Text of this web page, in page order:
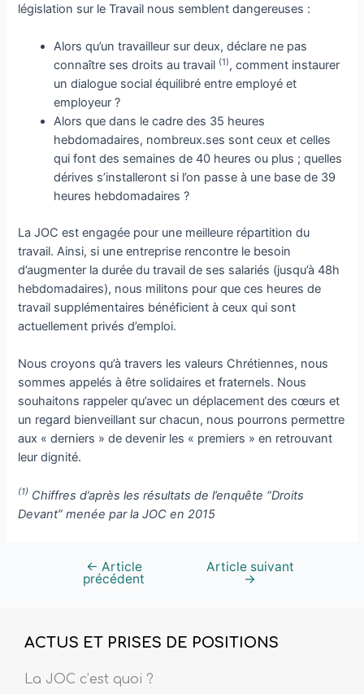
législation sur le Travail nous semblent dangereuses :
Alors qu’un travailleur sur deux, déclare ne pas
connaître ses droits au travail (1), comment instaurer
un dialogue social équilibré entre employé et
employeur ?
Alors que dans le cadre des 35 heures
hebdomadaires, nombreux.ses sont ceux et celles
qui font des semaines de 40 heures ou plus ; quelles
dérives s’installeront si l’on passe à une base de 39
heures hebdomadaires ?
La JOC est engagée pour une meilleure répartition du
travail. Ainsi, si une entreprise rencontre le besoin
d’augmenter la durée du travail de ses salariés (jusqu’à 48h
hebdomadaires), nous militons pour que ces heures de
travail supplémentaires bénéficient à ceux qui sont
actuellement privés d’emploi.
Nous croyons qu’à travers les valeurs Chrétiennes, nous
sommes appelés à être solidaires et fraternels. Nous
souhaitons rappeler qu’avec un déplacement des cœurs et
un regard bienveillant sur chacun, nous pourrons permettre
aux « derniers » de devenir les « premiers » en retrouvant
leur dignité.
(1) Chiffres d’après les résultats de l’enquête “Droits
Devant” menée par la JOC en 2015
← Article
précédent
Article suivant
→
ACTUS ET PRISES DE POSITIONS
La JOC c’est quoi ?